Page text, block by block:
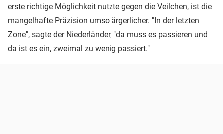
erste richtige Möglichkeit nutzte gegen die Veilchen, ist die
mangelhafte Präzision umso ärgerlicher. "In der letzten
Zone", sagte der Niederländer, "da muss es passieren und
da ist es ein, zweimal zu wenig passiert."